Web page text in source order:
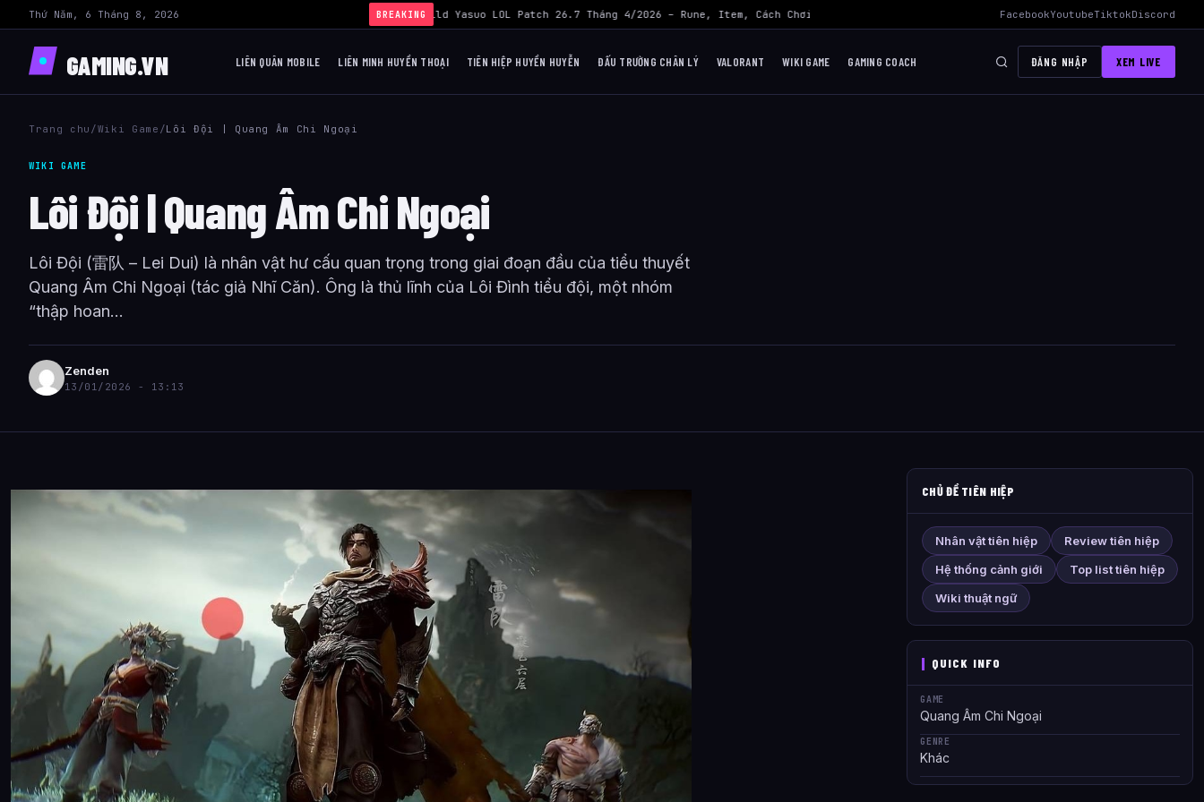
Thứ Năm, 6 Tháng 8, 2026 BREAKING
› Build Yasuo LOL Patch 26.7 Tháng 4/2026 – Rune, Item, Cách Chơi Mid Hiệu Quả Nhất AWC 2026 Liên Quân Mobile – Lịch Thi Đấu,
FacebookYoutubeTiktokDiscord
GAMING.VN LIÊN QUÂN MOBILE LIÊN MINH HUYỀN THOẠI TIÊN HIỆP HUYỀN HUYỄN ĐẤU TRƯỜNG CHÂN LÝ VALORANT WIKI GAME GAMING COACH ĐĂNG NHẬP XEM LIVE
Trang chu /Wiki Game /Lôi Đội | Quang Âm Chi Ngoại
WIKI GAME
Lôi Đội | Quang Âm Chi Ngoại
Lôi Đội (雷队 – Lei Dui) là nhân vật hư cấu quan trọng trong giai đoạn đầu của tiểu thuyết
Quang Âm Chi Ngoại (tác giả Nhĩ Căn). Ông là thủ lĩnh của Lôi Đình tiểu đội, một nhóm
“thập hoan...
Zenden
13/01/2026 - 13:13
CHỦ ĐỀ TIÊN HIỆP
Nhân vật tiên hiệp
Review tiên hiệp
Hệ thống cảnh giới
Top list tiên hiệp
Wiki thuật ngữ
QUICK INFO
GAME
Quang Âm Chi Ngoại
GENRE
Khác